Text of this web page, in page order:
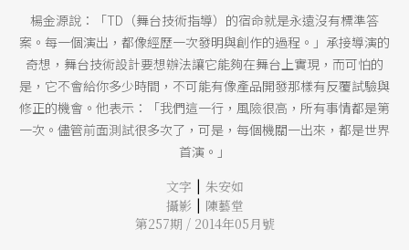
楊金源說：「TD（舞台技術指導）的宿命就是永遠沒有標準答
案。每一個演出，都像經歷一次發明與創作的過程。」承接導演的
奇想，舞台技術設計要想辦法讓它能夠在舞台上實現，而可怕的
是，它不會給你多少時間，不可能有像產品開發那樣有反覆試驗與
修正的機會。他表示：「我們這一行，風險很高，所有事情都是第
一次。儘管前面測試很多次了，可是，每個機關一出來，都是世界
首演。」
文字 | 朱安如
攝影 | 陳藝堂
第257期 / 2014年05月號